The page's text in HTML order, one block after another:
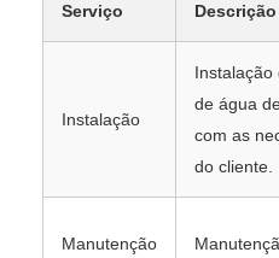
Serviço Descrição
Instalação
Instalação
de água
com as
do cliente.
Manutenção